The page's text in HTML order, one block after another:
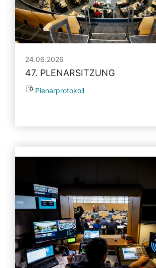
24.06.2026
47. PLENARSITZUNG
Plenarprotokoll